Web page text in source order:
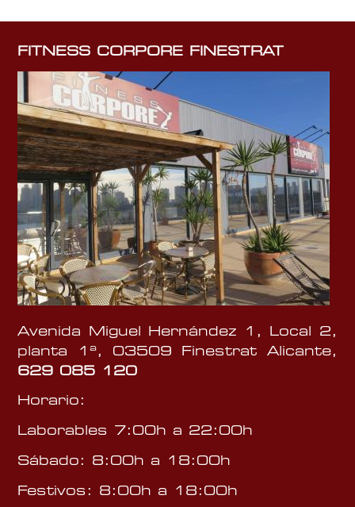
FITNESS CORPORE FINESTRAT
Avenida Miguel Hernández 1, Local 2,
planta 1ª, 03509 Finestrat Alicante,
629 085 120
Horario:
Laborables 7:00h a 22:00h
Sábado: 8:00h a 18:00h
Festivos: 8:00h a 18:00h